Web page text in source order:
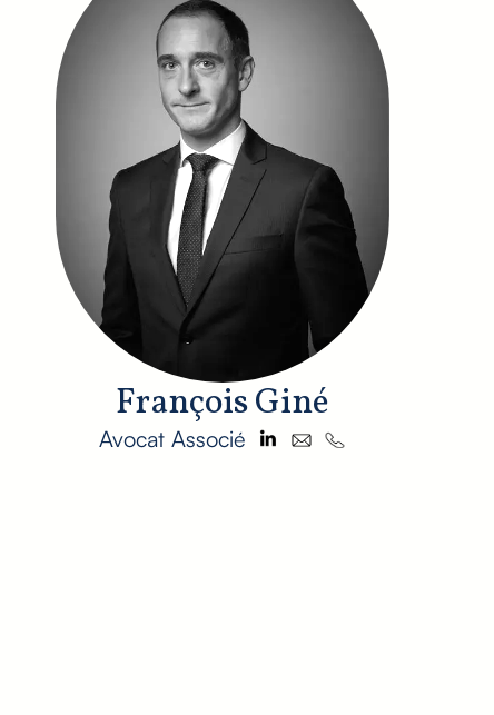
François Giné
Avocat Associé